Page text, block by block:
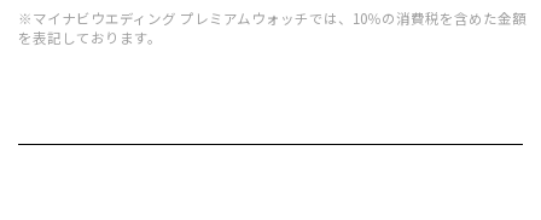
※マイナビウエディング プレミアムウォッチでは、10％の消費税を含めた金額
を表記しております。